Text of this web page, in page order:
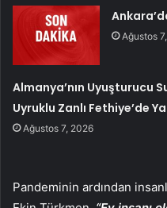
Ağustos
Almanya’nın Uyuşturucu
Uyruklu Zanlı Fethiye’de
Ağustos 7, 2026
Pandeminin ardından